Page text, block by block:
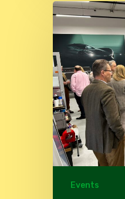
Eventclubabend
Sektion
WEST
Events